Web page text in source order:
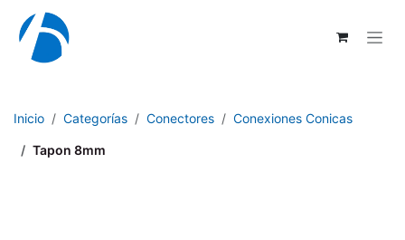
Ir al contenido
Inicio Categorías Conectores Conexiones Conicas
Tapon 8mm